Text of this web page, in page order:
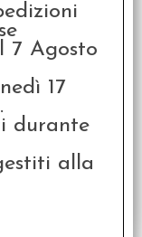
- Il
Schermo
20°
7 Agosto
17
durante
alla